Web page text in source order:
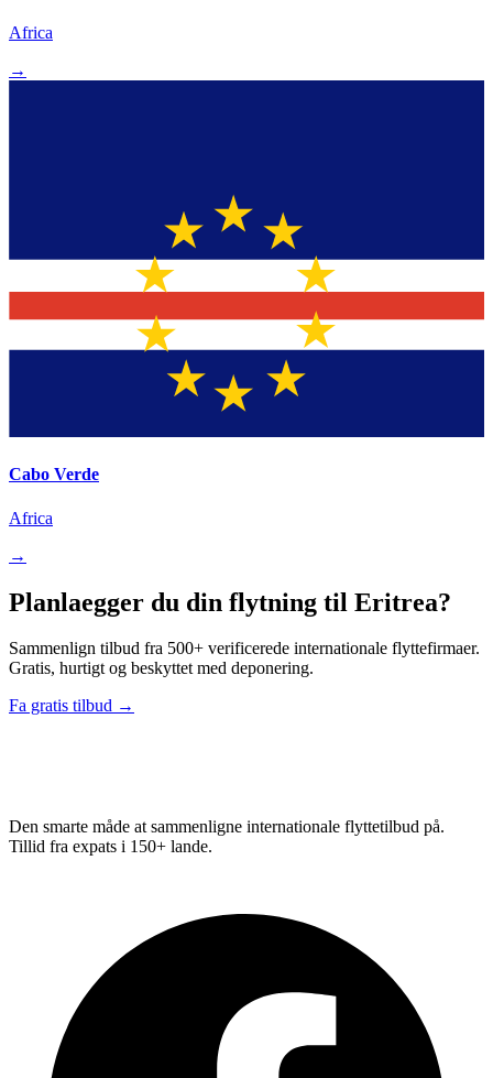
Africa
→
Cabo Verde
Africa
→
Planlaegger du din flytning til Eritrea?
Sammenlign tilbud fra 500+ verificerede internationale flyttefirmaer.
Gratis, hurtigt og beskyttet med deponering.
Fa gratis tilbud →
Den smarte måde at sammenligne internationale flyttetilbud på.
Tillid fra expats i 150+ lande.